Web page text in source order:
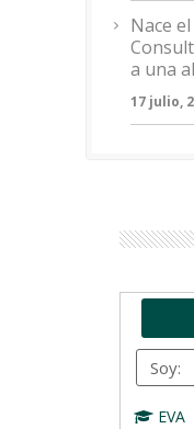
Nace
a una
17 julio,